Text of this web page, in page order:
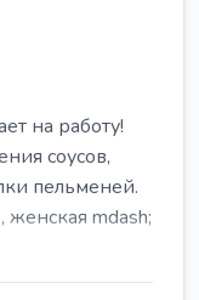
на работу!
соусов,
пельменей.
женская mdash;